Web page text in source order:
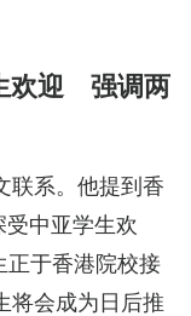
欢迎 强调两
联系。他提到香
受中亚学生欢
于香港院校接
将会成为日后推